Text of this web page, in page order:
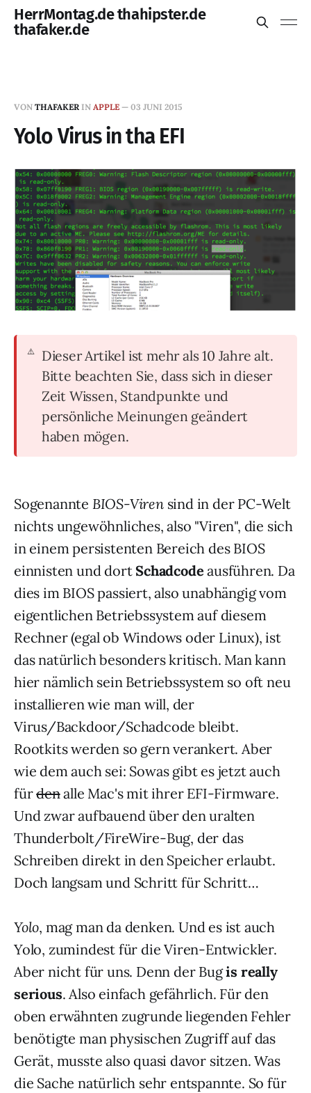
HerrMontag.de thahipster.de
thafaker.de
VON THAFAKER IN APPLE — 03 JUNI 2015
Yolo Virus in tha EFI
Dieser Artikel ist mehr als 10 Jahre alt.
Bitte beachten Sie, dass sich in dieser
Zeit Wissen, Standpunkte und
persönliche Meinungen geändert
haben mögen.
Sogenannte BIOS-Virensind in der PC-Welt
nichts ungewöhnliches, also "Viren", die sich
in einem persistenten Bereich des BIOS
einnisten und dortSchadcode ausführen. Da
dies im BIOS passiert, also unabhängig vom
eigentlichen Betriebssystem auf diesem
Rechner (egal ob Windows oder Linux), ist
das natürlich besonders kritisch. Man kann
hier nämlich sein Betriebssystem so oft neu
installieren wie man will, der
Virus/Backdoor/Schadcode bleibt.
Rootkits werden so gern verankert. Aber
wie dem auch sei: Sowas gibt es jetzt auch
fürdenalle Mac's mit ihrer EFI-Firmware.
Und zwar aufbauend über den uralten
Thunderbolt/FireWire-Bug, der das
Schreiben direkt in den Speicher erlaubt.
Doch langsam und Schritt für Schritt…
Yolo, mag man da denken. Und es ist auch
Yolo, zumindest für die Viren-Entwickler.
Aber nicht für uns. Denn der Bugis really
serious. Also einfach gefährlich. Für den
oben erwähnten zugrunde liegenden Fehler
benötigte man physischen Zugriff auf das
Gerät, musste also quasi davor sitzen. Was
die Sache natürlich sehr entspannte. So für